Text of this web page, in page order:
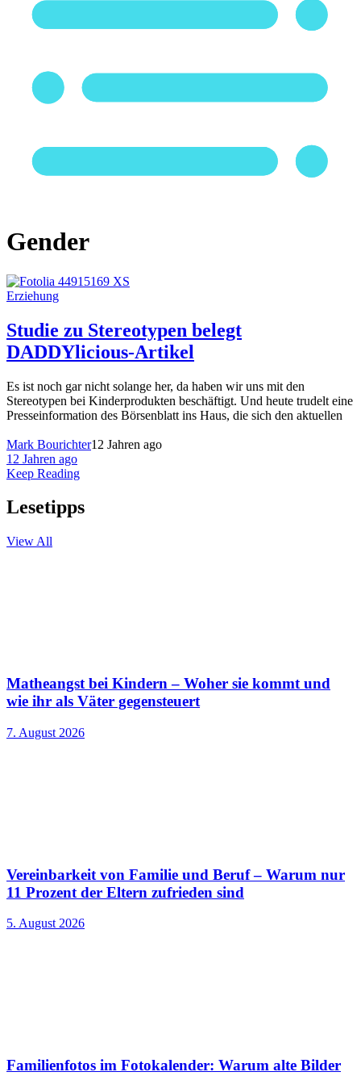
Gender
Erziehung
Studie zu Stereotypen belegt
DADDYlicious-Artikel
Es ist noch gar nicht solange her, da haben wir uns mit den
Stereotypen bei Kinderprodukten beschäftigt. Und heute trudelt eine
Presseinformation des Börsenblatt ins Haus, die sich den aktuellen
Mark Bourichter12 Jahren ago
12 Jahren ago
Keep Reading
Lesetipps
View All
Matheangst bei Kindern – Woher sie kommt und
wie ihr als Väter gegensteuert
7. August 2026
Vereinbarkeit von Familie und Beruf – Warum nur
11 Prozent der Eltern zufrieden sind
5. August 2026
Familienfotos im Fotokalender: Warum alte Bilder